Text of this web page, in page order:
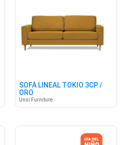
SOFÁ LINEAL TOKIO 3CP /
ORO
Unsi Furniture